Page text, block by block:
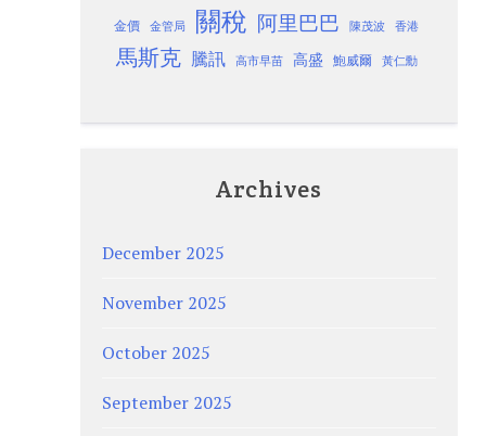
金價 金管局 關稅 阿里巴巴 陳茂波 香港
馬斯克 騰訊 高市早苗 高盛 鮑威爾 黃仁勳
Archives
December 2025
November 2025
October 2025
September 2025